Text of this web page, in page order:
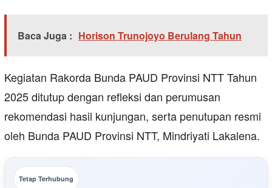
Baca Juga : Horison Trunojoyo Berulang Tahun
Kegiatan Rakorda Bunda PAUD Provinsi NTT Tahun
2025 ditutup dengan refleksi dan perumusan
rekomendasi hasil kunjungan, serta penutupan resmi
oleh Bunda PAUD Provinsi NTT, Mindriyati Lakalena.
Tetap Terhubung